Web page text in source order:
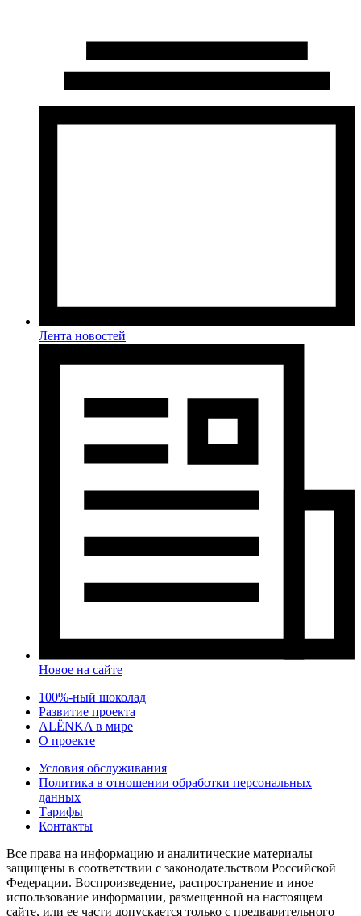
Лента новостей
Новое на сайте
100%-ный шоколад
Развитие проекта
ALЁNKA в мире
О проекте
Условия обслуживания
Политика в отношении обработки персональных
данных
Тарифы
Контакты
Все права на информацию и аналитические материалы
защищены в соответствии с законодательством Российской
Федерации. Воспроизведение, распространение и иное
использование информации, размещенной на настоящем
сайте, или ее части допускается только с предварительного